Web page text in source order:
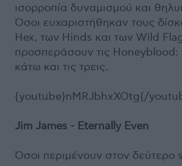
ισορροπία δυναμισμού και
Όσοι ευχαριστήθηκαν τους
Hex, των Hinds και των Wild
προσπεράσουν τις Honeyblood:
κάτω και τις τρεις.
{youtube}nMRJbhxXOtg{/
Jim James - Eternally Even
Όσοι περιμένουν στον δεύτερο